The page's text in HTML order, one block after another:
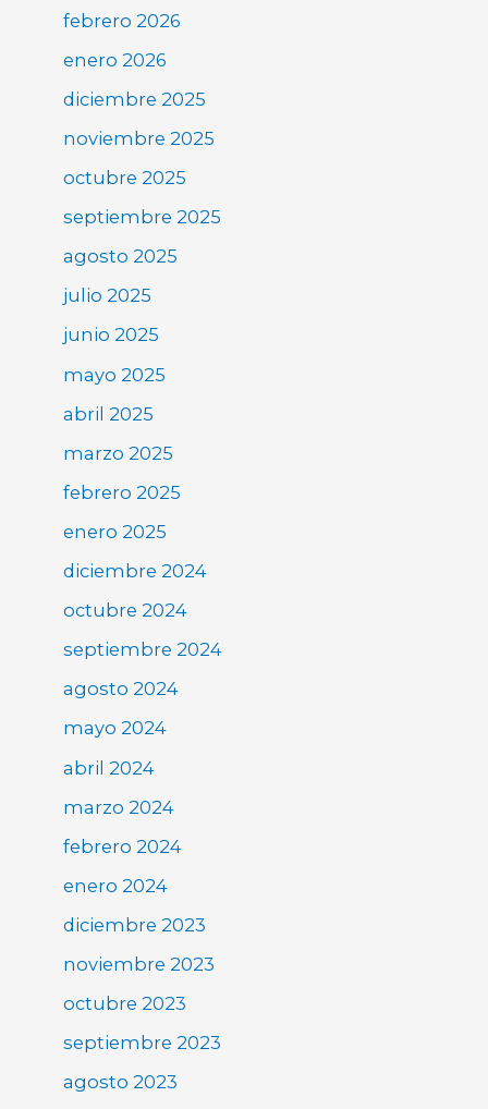
febrero 2026
enero 2026
diciembre 2025
noviembre 2025
octubre 2025
septiembre 2025
agosto 2025
julio 2025
junio 2025
mayo 2025
abril 2025
marzo 2025
febrero 2025
enero 2025
diciembre 2024
octubre 2024
septiembre 2024
agosto 2024
mayo 2024
abril 2024
marzo 2024
febrero 2024
enero 2024
diciembre 2023
noviembre 2023
octubre 2023
septiembre 2023
agosto 2023